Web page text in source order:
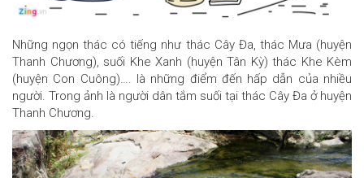
Những ngọn thác có tiếng như thác Cây Đa, thác Mưa (huyện
Thanh Chương), suối Khe Xanh (huyện Tân Kỳ) thác Khe Kèm
(huyện Con Cuông)…. là những điểm đến hấp dẫn của nhiều
người. Trong ảnh là người dân tắm suối tại thác Cây Đa ở huyện
Thanh Chương.